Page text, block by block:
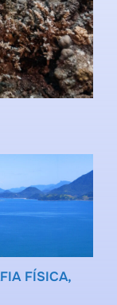
FÍSICA,